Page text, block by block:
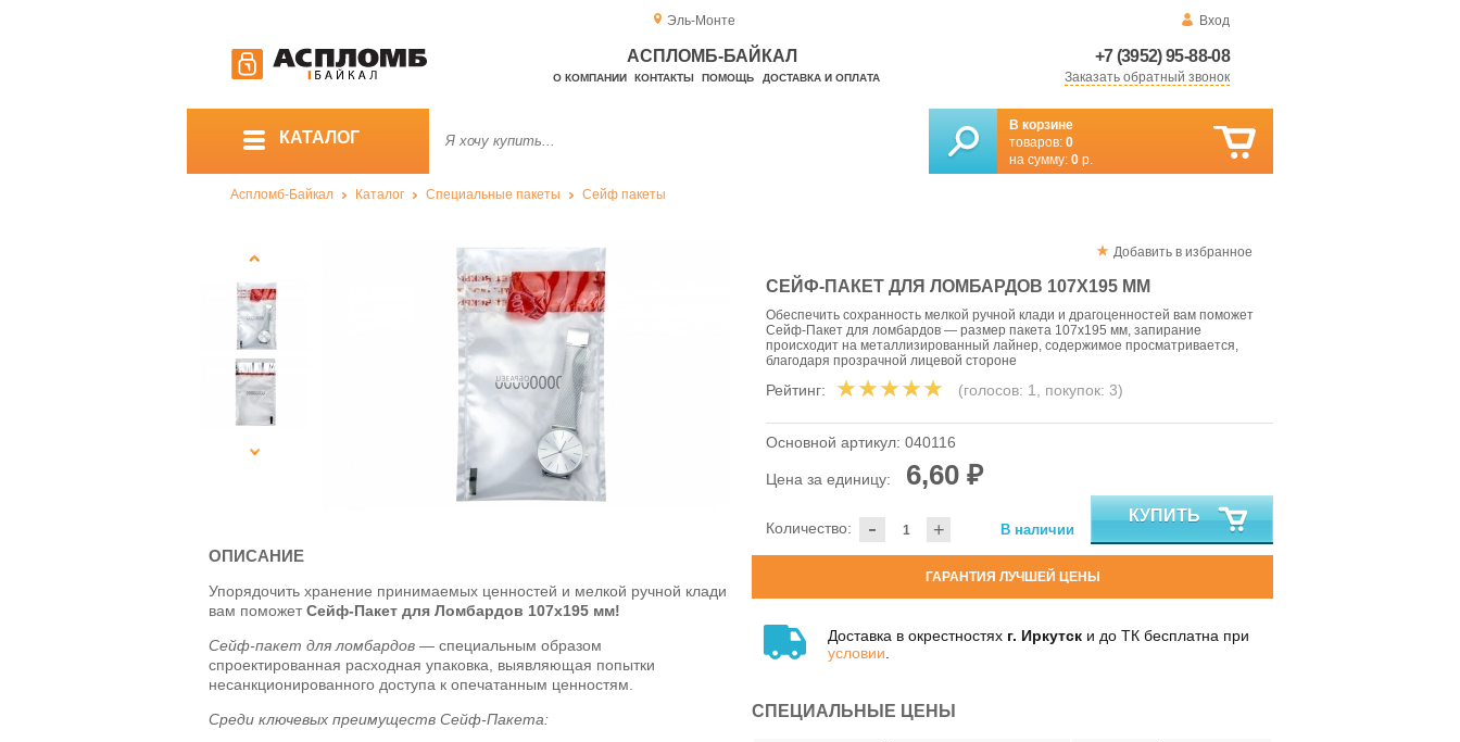
Эль-Монте Вход
+7 (3952) 95-88-08
Заказать обратный звонок
АСПЛОМБ-БАЙКАЛ
О КОМПАНИИ КОНТАКТЫ ПОМОЩЬ ДОСТАВКА И ОПЛАТА
КАТАЛОГ
В корзине
товаров: 0
на сумму: 0 р.
Аспломб-Байкал Каталог Специальные пакеты Сейф пакеты
Добавить в избранное
СЕЙФ-ПАКЕТ ДЛЯ ЛОМБАРДОВ 107X195 ММ
Обеспечить сохранность мелкой ручной клади и драгоценностей вам поможет
Сейф-Пакет для ломбардов — размер пакета 107x195 мм, запирание
происходит на металлизированный лайнер, содержимое просматривается,
благодаря прозрачной лицевой стороне
Рейтинг: (голосов: 1, покупок: 3)
Основной артикул: 040116
Цена за единицу: 6,60 ₽
- +
Количество: В наличии
КУПИТЬ
ГАРАНТИЯ ЛУЧШЕЙ ЦЕНЫ
Доставка в окрестностях г. Иркутск и до ТК бесплатна при
условии
СПЕЦИАЛЬНЫЕ ЦЕНЫ
ОПИСАНИЕ
Упорядочить хранение принимаемых ценностей и мелкой ручной клади
вам поможетСейф-Пакет для Ломбардов 107x195 мм!
Сейф-пакет для ломбардов — специальным образом
спроектированная расходная упаковка, выявляющая попытки
несанкционированного доступа к опечатанным ценностям.
Среди ключевых преимуществ Сейф-Пакета: